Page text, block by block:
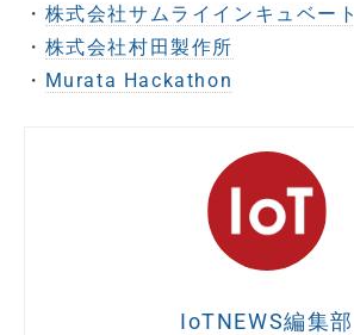
・ 株式会社サムライインキュベート
・ 株式会社村田製作所
・ Murata Hackathon
IoTNEWS編集部